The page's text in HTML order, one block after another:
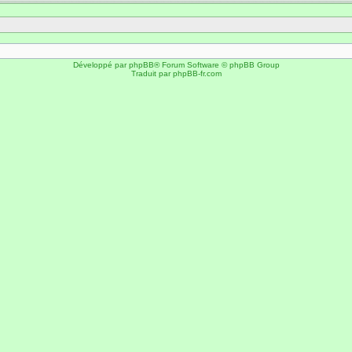
Développé parphpBB® Forum Software © phpBB Group
Traduit parphpBB-fr.com